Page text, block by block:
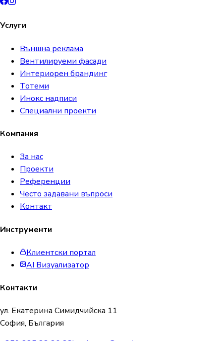
Услуги
Външна реклама
Вентилируеми фасади
Интериорен брандинг
Тотеми
Инокс надписи
Специални проекти
Компания
За нас
Проекти
Референции
Често задавани въпроси
Контакт
Инструменти
Клиентски портал
AI Визуализатор
Контакти
ул. Екатерина Симидчийска 11
София, България